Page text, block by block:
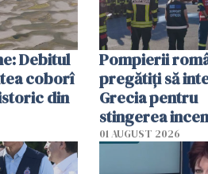
Debitul
coborî
din
Pompierii
pregătiţi să
Grecia pentru
stingerea
01 AUGUST 2026